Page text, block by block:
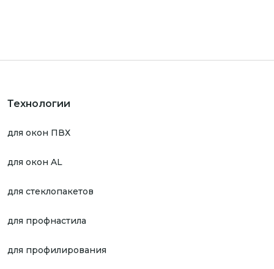
Технологии
для окон ПВХ
для окон AL
для стеклопакетов
для профнастила
для профилирования